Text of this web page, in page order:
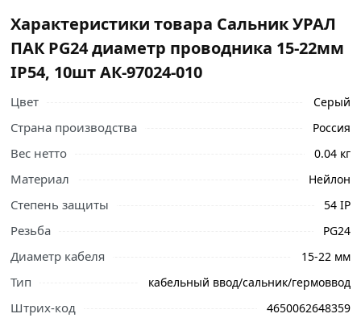
Ознакомьтесь с подробными характеристиками,
описанием и отзывами о товаре, чтобы сделать
правильный выбор и заказать онлайн. Наши
профессиональные менеджеры обработают заказ и
Характеристики товара Сальник УРАЛ
ПАК PG24 диаметр проводника 15-22мм
IP54, 10шт АК-97024-010
Цвет Серый
Страна производства Россия
Вес нетто 0.04 кг
Материал Нейлон
Степень защиты 54 IP
Резьба PG24
Диаметр кабеля 15-22 мм
Тип кабельный ввод/сальник/гермоввод
Штрих-код 4650062648359